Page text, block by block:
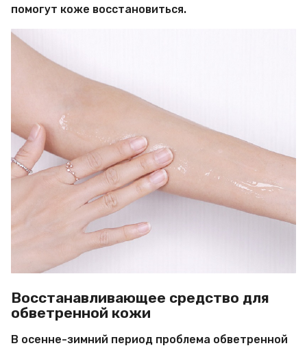
помогут коже восстановиться.
Восстанавливающее средство для
обветренной кожи
В осенне-зимний период проблема обветренной